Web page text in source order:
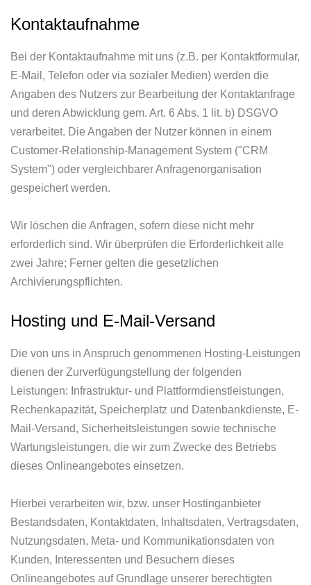
Kontaktaufnahme
Bei der Kontaktaufnahme mit uns (z.B. per Kontaktformular,
E-Mail, Telefon oder via sozialer Medien) werden die
Angaben des Nutzers zur Bearbeitung der Kontaktanfrage
und deren Abwicklung gem. Art. 6 Abs. 1 lit. b) DSGVO
verarbeitet. Die Angaben der Nutzer können in einem
Customer-Relationship-Management System ("CRM
System") oder vergleichbarer Anfragenorganisation
gespeichert werden.
Wir löschen die Anfragen, sofern diese nicht mehr
erforderlich sind. Wir überprüfen die Erforderlichkeit alle
zwei Jahre; Ferner gelten die gesetzlichen
Archivierungspflichten.
Hosting und E-Mail-Versand
Die von uns in Anspruch genommenen Hosting-Leistungen
dienen der Zurverfügungstellung der folgenden
Leistungen: Infrastruktur- und Plattformdienstleistungen,
Rechenkapazität, Speicherplatz und Datenbankdienste, E-
Mail-Versand, Sicherheitsleistungen sowie technische
Wartungsleistungen, die wir zum Zwecke des Betriebs
dieses Onlineangebotes einsetzen.
Hierbei verarbeiten wir, bzw. unser Hostinganbieter
Bestandsdaten, Kontaktdaten, Inhaltsdaten, Vertragsdaten,
Nutzungsdaten, Meta- und Kommunikationsdaten von
Kunden, Interessenten und Besuchern dieses
Onlineangebotes auf Grundlage unserer berechtigten